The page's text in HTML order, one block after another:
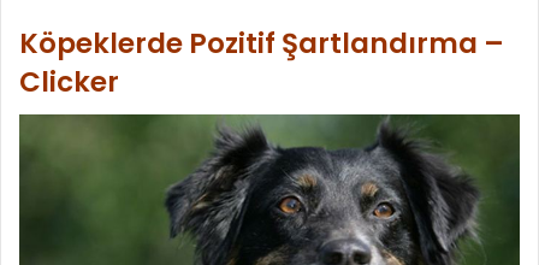
Köpeklerde Pozitif Şartlandırma –
Clicker